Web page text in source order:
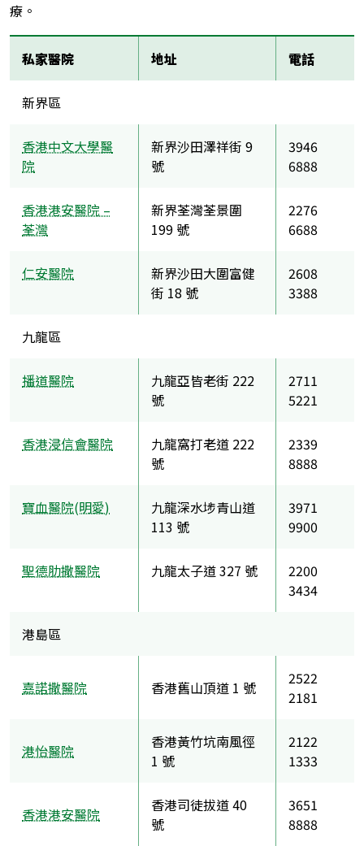
療。
私家醫院 地址 電話
新界區
香港中文大學醫
院
新界沙田澤祥街 9
號
3946
6888
香港港安醫院 –
荃灣
新界荃灣荃景圍
199 號
2276
6688
仁安醫院
新界沙田大圍富健
街 18 號
2608
3388
九龍區
播道醫院
九龍亞皆老街 222
號
2711
5221
香港浸信會醫院
九龍窩打老道 222
號
2339
8888
寶血醫院(明愛)
九龍深水埗青山道
113 號
3971
9900
聖德肋撒醫院 九龍太子道 327 號
2200
3434
港島區
嘉諾撒醫院 香港舊山頂道 1 號
2522
2181
港怡醫院
香港黃竹坑南風徑
1 號
2122
1333
香港港安醫院
香港司徒拔道 40
號
3651
8888